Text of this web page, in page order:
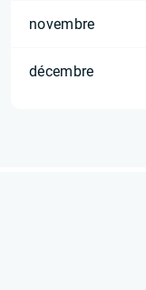
novembre
décembre